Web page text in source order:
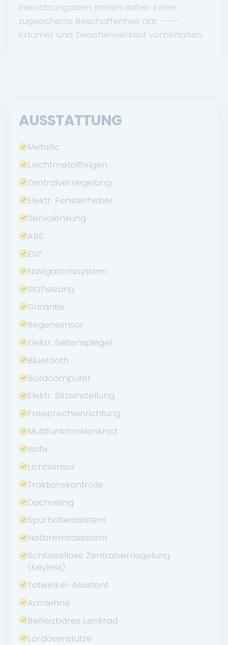
Inseratsangaben stellen daher keine
zugesicherte Beschaffenheit dar. ----
Irrtümer und Zwischenverkauf vorbehalten.
AUSSTATTUNG
Metallic
Leichtmetallfelgen
Zentralverriegelung
Elektr. Fensterheber
Servolenkung
ABS
ESP
Navigationssystem
Sitzheizung
Garantie
Regensensor
Elektr. Seitenspiegel
Bluetooth
Bordcomputer
Elektr. Sitzeinstellung
Freisprecheinrichtung
Multifunktionslenkrad
Isofix
Lichtsensor
Traktionskontrolle
Dachreling
Spurhalteassistent
Notbremsassistent
Schlüssellose Zentralverriegelung
(Keyless)
Totwinkel-Assistent
Armlehne
Beheizbares Lenkrad
Lordosenstütze